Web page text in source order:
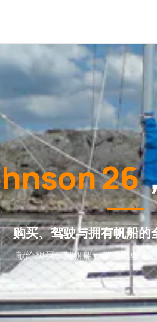
26
购买、驾驶与拥有帆船的
献给想买一艘帆船、学会驾驶它